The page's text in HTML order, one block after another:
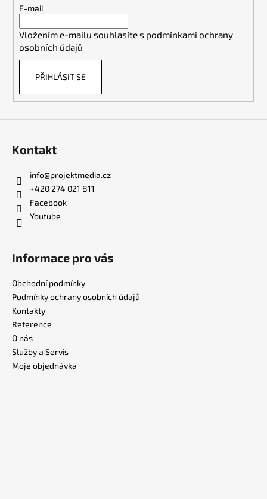
E-mail
Vložením e-mailu souhlasíte s podmínkami ochrany
osobních údajů
PŘIHLÁSIT SE
Kontakt
info@projektmedia.cz
+420 274 021 811
Facebook
Youtube
Informace pro vás
Obchodní podmínky
Podmínky ochrany osobních údajů
Kontakty
Reference
O nás
Služby a Servis
Moje objednávka